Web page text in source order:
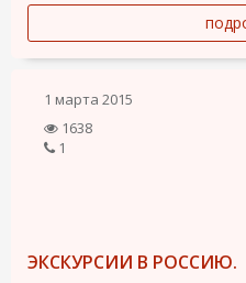
1 марта 2015
1638
1
ЭКСКУРСИИ В РОССИЮ.